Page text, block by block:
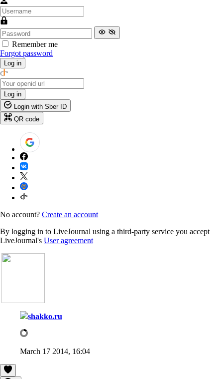
Remember me
Forgot password
Log in
Log in
Login with Sber ID
QR code
No account? Create an account
By logging in to LiveJournal using a third-party service you accept
LiveJournal's User agreement
shakko.ru
March 17 2014, 16:04